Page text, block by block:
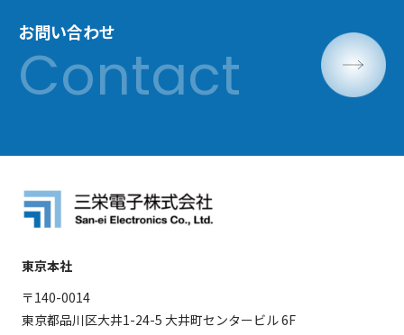
お問い合わせ
東京本社
〒140-0014
東京都品川区大井1-24-5 大井町センタービル 6F